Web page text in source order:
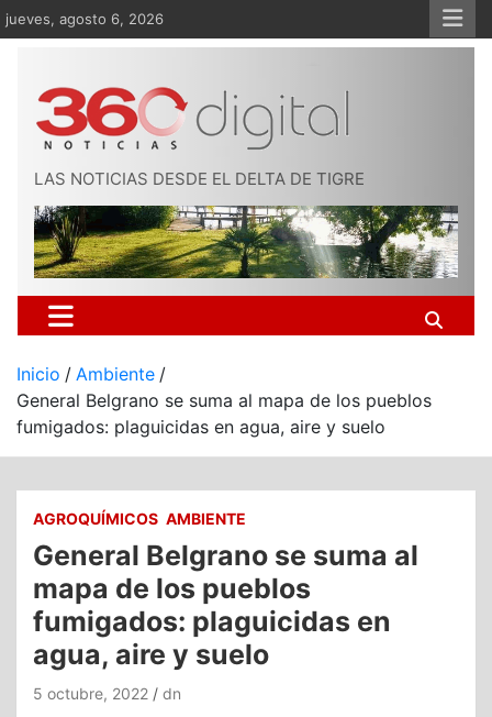
Saltar
al
jueves, agosto 6, 2026
LAS NOTICIAS DESDE EL DELTA DE TIGRE
Inicio
Ambiente
General Belgrano se suma al mapa de los pueblos
fumigados: plaguicidas en agua, aire y suelo
AGROQUÍMICOS AMBIENTE
General Belgrano se suma al
mapa de los pueblos
fumigados: plaguicidas en
agua, aire y suelo
5 octubre, 2022 dn